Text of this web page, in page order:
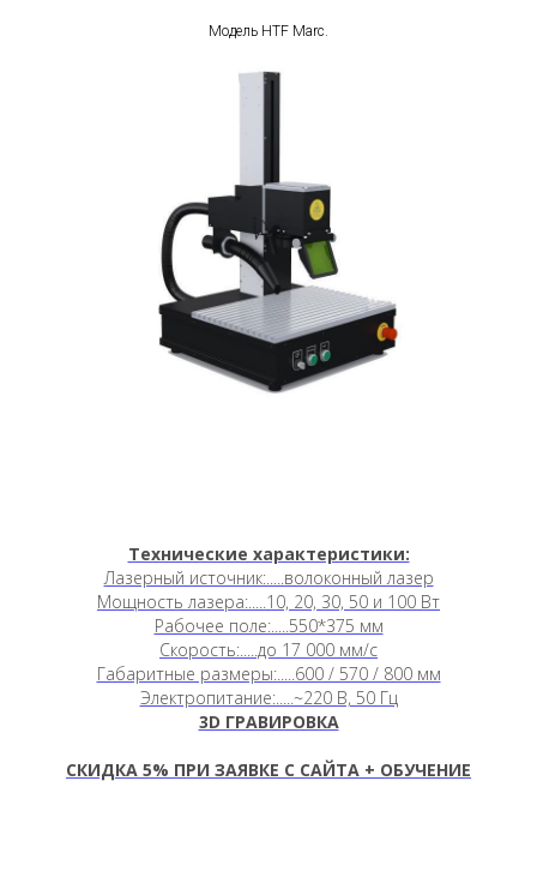
Модель HTF Marc.
Технические характеристики:
Лазерный источник:.....волоконный лазер
Мощность лазера:.....10, 20, 30, 50 и 100 Вт
Рабочее поле:.....550*375 мм
Скорость:.....до 17 000 мм/c
Габаритные размеры:.....600 / 570 / 800 мм
Электропитание:.....~220 В, 50 Гц
3D ГРАВИРОВКА
СКИДКА 5% ПРИ ЗАЯВКЕ С САЙТА + ОБУЧЕНИЕ